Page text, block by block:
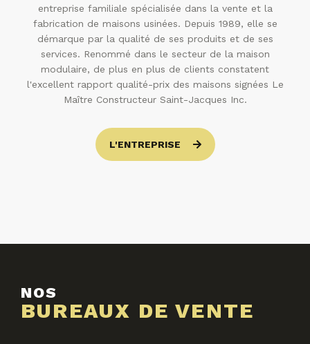
entreprise familiale spécialisée dans la vente et la
fabrication de maisons usinées. Depuis 1989, elle se
démarque par la qualité de ses produits et de ses
services. Renommé dans le secteur de la maison
modulaire, de plus en plus de clients constatent
l'excellent rapport qualité-prix des maisons signées Le
Maître Constructeur Saint-Jacques Inc.
L'ENTREPRISE
NOS
BUREAUX DE VENTE